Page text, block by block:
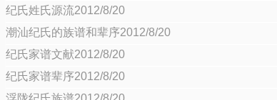
纪氏姓氏源流2012/8/20
潮汕纪氏的族谱和辈序2012/8/20
纪氏家谱文献2012/8/20
纪氏家谱辈序2012/8/20